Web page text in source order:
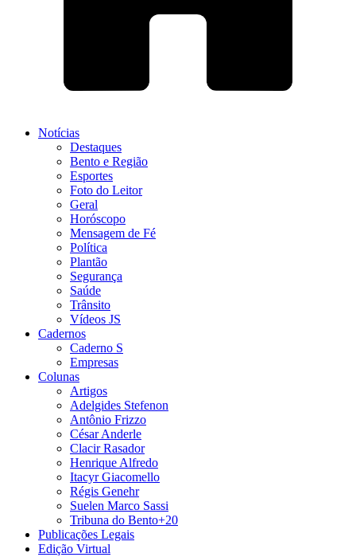
Notícias
Destaques
Bento e Região
Esportes
Foto do Leitor
Geral
Horóscopo
Mensagem de Fé
Política
Plantão
Segurança
Saúde
Trânsito
Vídeos JS
Cadernos
Caderno S
Empresas
Colunas
Artigos
Adelgides Stefenon
Antônio Frizzo
César Anderle
Clacir Rasador
Henrique Alfredo
Itacyr Giacomello
Régis Genehr
Suelen Marco Sassi
Tribuna do Bento+20
Publicações Legais
Edição Virtual